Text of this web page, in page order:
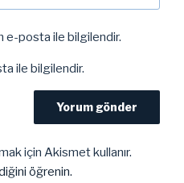
e-posta ile bilgilendir.
ile bilgilendir.
için Akismet kullanır.
öğrenin.